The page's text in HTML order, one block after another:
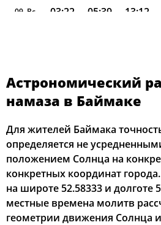
09, Вс 03:22 05:39 13:12
12, Ср 05:44 13:12
03:34 05:45
14, Пт 03:37 05:47 13:11
15, Сб 03:40 05:49 13:11
16, Вс 03:43 05:50 13:11
Астрономический
намаза в Баймаке
Для жителей Баймака
определяется не
положением Солнца на
конкретных координат
на широте 52.58333 и долготе
местные времена молитв
геометрии движения Солнца